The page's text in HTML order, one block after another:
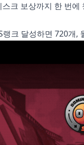
크 보상까지 한 번에
크 달성하면 720개